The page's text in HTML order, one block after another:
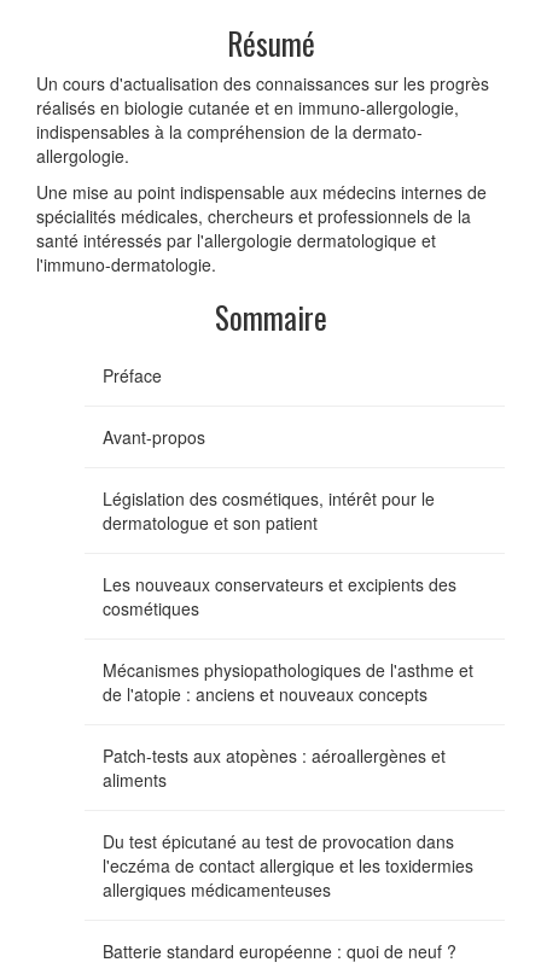
Résumé
Un cours d'actualisation des connaissances sur les progrès
réalisés en biologie cutanée et en immuno-allergologie,
indispensables à la compréhension de la dermato-
allergologie.
Une mise au point indispensable aux médecins internes de
spécialités médicales, chercheurs et professionnels de la
santé intéressés par l'allergologie dermatologique et
l'immuno-dermatologie.
Sommaire
Préface
Avant-propos
Législation des cosmétiques, intérêt pour le
dermatologue et son patient
Les nouveaux conservateurs et excipients des
cosmétiques
Mécanismes physiopathologiques de l'asthme et
de l'atopie : anciens et nouveaux concepts
Patch-tests aux atopènes : aéroallergènes et
aliments
Du test épicutané au test de provocation dans
l'eczéma de contact allergique et les toxidermies
allergiques médicamenteuses
Batterie standard européenne : quoi de neuf ?